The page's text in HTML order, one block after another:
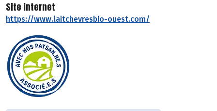
Site internet
https://www.laitchevresbio-ouest.com/